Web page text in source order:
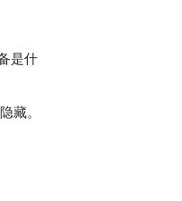
是什
藏。